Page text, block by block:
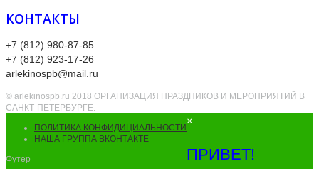
КОНТАКТЫ
+7 (812) 980-87-85
+7 (812) 923-17-26
arlekinospb@mail.ru
© arlekinospb.ru 2018 ОРГАНИЗАЦИЯ ПРАЗДНИКОВ И МЕРОПРИЯТИЙ В
САНКТ-ПЕТЕРБУРГЕ.
ПОЛИТИКА КОНФИДИЦИАЛЬНОСТИ
НАША ГРУППА ВКОНТАКТЕ
Футер
×
ПРИВЕТ!